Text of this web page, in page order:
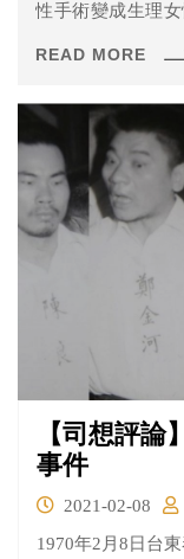
性手術變成生理
同意書，解釋罔
市衛生局也表示將
READ MORE
【司想評
事件
2021-02-08
1970年2月8日台